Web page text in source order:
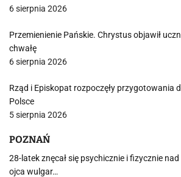
6 sierpnia 2026
Przemienienie Pańskie. Chrystus objawił
chwałę
6 sierpnia 2026
Rząd i Episkopat rozpoczęły przygotowania
Polsce
5 sierpnia 2026
POZNAŃ
28-latek znęcał się psychicznie i fizycznie
ojca wulgar…